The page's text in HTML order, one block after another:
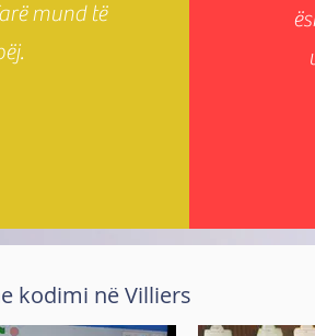
mund të
kodimi në Villiers